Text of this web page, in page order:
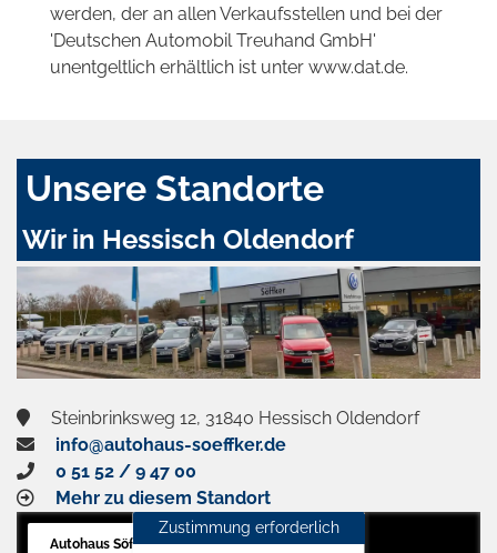
werden, der an allen Verkaufsstellen und bei der
'Deutschen Automobil Treuhand GmbH'
unentgeltlich erhältlich ist unter www.dat.de.
Unsere Standorte
Wir in Hessisch Oldendorf
Steinbrinksweg 12, 31840 Hessisch Oldendorf
info@autohaus-soeffker.de
0 51 52 / 9 47 00
Mehr zu diesem Standort
Autohaus Söffker GmbH
Zustimmung erforderlich